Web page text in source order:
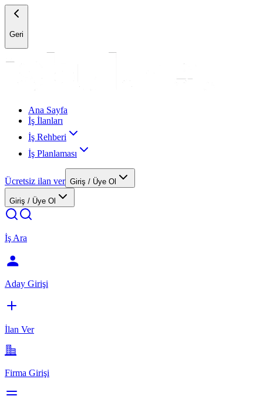
Geri
Ana Sayfa
İş İlanları
İş Rehberi
İş Planlaması
Ücretsiz ilan ver Giriş / Üye Ol
Giriş / Üye Ol
İş Ara
Aday Girişi
İlan Ver
Firma Girişi